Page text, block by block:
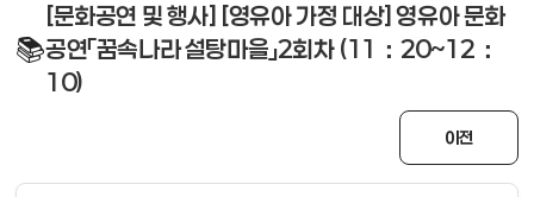
📚
[문화공연 및 행사] [영유아 가정 대상] 영유아 문화
공연「꿈속나라 설탕마을」2회차 (11：20~12：
10)
이전